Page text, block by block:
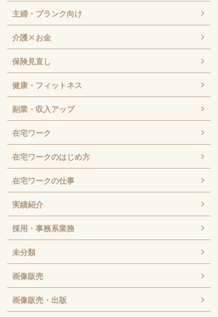
主婦・ブランク向け
介護×お金
保険見直し
健康・フィットネス
副業・収入アップ
在宅ワーク
在宅ワークのはじめ方
在宅ワークの仕事
実績紹介
採用・事務系業務
未分類
画像販売
画像販売・出版